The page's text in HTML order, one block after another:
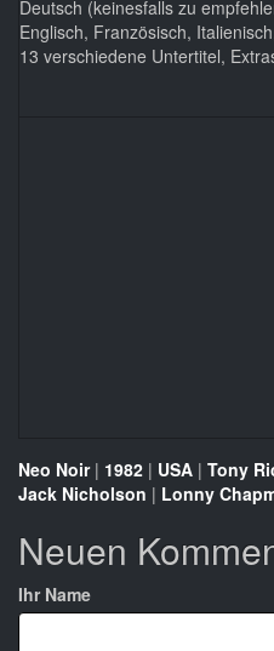
Deutsch (keinesfalls zu
Englisch, Französisch,
13 verschiedene Untertitel,
Neo Noir| 1982 | USA | Tony
Jack Nicholson | Lonny
Neuen
Ihr Name